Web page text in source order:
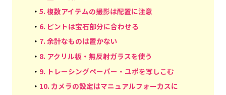
・ 5. 複数アイテムの撮影は配置に注意
・ 6. ピントは宝石部分に合わせる
・ 7. 余計なものは置かない
・ 8. アクリル板・無反射ガラスを使う
・ 9. トレーシングペーパー・ユポを写しこむ
・ 10. カメラの設定はマニュアルフォーカスに